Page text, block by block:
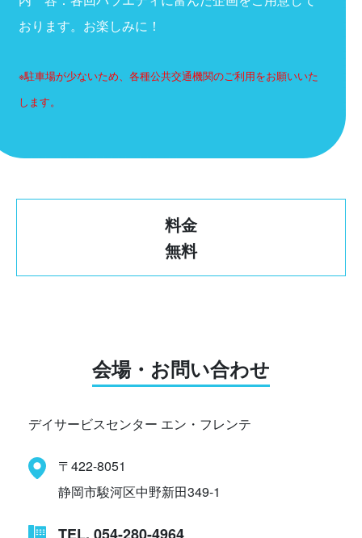
おります。お楽しみに！
※駐車場が少ないため、各種公共交通機関のご利用をお願いいた
します。
料金
無料
会場・お問い合わせ
デイサービスセンター エン・フレンテ
〒422-8051
静岡市駿河区中野新田349-1
TEL. 054-280-4964